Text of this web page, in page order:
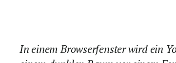
In einem Browserfenster wird ein